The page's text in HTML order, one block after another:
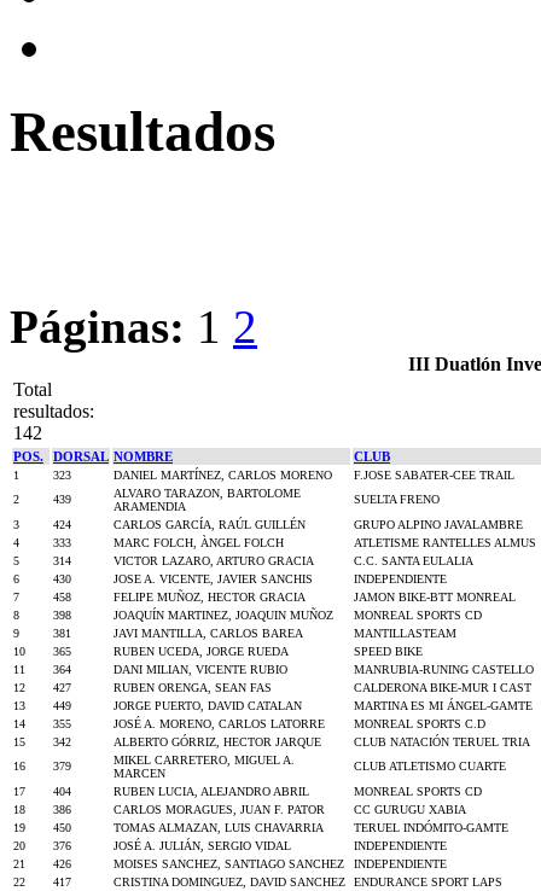
Resultados
Páginas: 1 2
III Duatlón
Total
resultados:
142
POS. DORSAL NOMBRE CLUB
1 323 DANIEL MARTÍNEZ, CARLOS MORENO
F.JOSE SABATER-CEE TRAIL
2
439
ALVARO TARAZON, BARTOLOME
ARAMENDIA
SUELTA FRENO
3
424 CARLOS GARCÍA, RAÚL GUILLÉN
GRUPO ALPINO JAVALAMBRE
4
333 MARC FOLCH, ÀNGEL FOLCH
ATLETISME RANTELLES ALMUS
5
314 VICTOR LAZARO, ARTURO GRACIA
C.C. SANTA EULALIA
6
430 JOSE A. VICENTE, JAVIER SANCHIS
INDEPENDIENTE
7
458 FELIPE MUÑOZ, HECTOR GRACIA
JAMON BIKE-BTT MONREAL
8
398 JOAQUÍN MARTINEZ, JOAQUIN MUÑOZ
MONREAL SPORTS CD
9
381 JAVI MANTILLA, CARLOS BAREA
MANTILLASTEAM
10
365 RUBEN UCEDA, JORGE RUEDA
SPEED BIKE
11
364 DANI MILIAN, VICENTE RUBIO
MANRUBIA-RUNING CASTELLO
12
427 RUBEN ORENGA, SEAN FAS
CALDERONA BIKE-MUR I CAST
13
449 JORGE PUERTO, DAVID CATALAN
MARTINA ES MI ÁNGEL-GAMTE
14
355 JOSÉ A. MORENO, CARLOS LATORRE
MONREAL SPORTS C.D
15
342 ALBERTO GÓRRIZ, HECTOR JARQUE
CLUB NATACIÓN TERUEL TRIA
16
379
MIKEL CARRETERO, MIGUEL A.
MARCEN
CLUB ATLETISMO CUARTE
17
404 RUBEN LUCIA, ALEJANDRO ABRIL
MONREAL SPORTS CD
18
386 CARLOS MORAGUES, JUAN F. PATOR
CC GURUGU XABIA
19
450 TOMAS ALMAZAN, LUIS CHAVARRIA
TERUEL INDÓMITO-GAMTE
20
376 JOSÉ A. JULIÁN, SERGIO VIDAL
INDEPENDIENTE
21
426 MOISES SANCHEZ, SANTIAGO SANCHEZ
INDEPENDIENTE
22
417 CRISTINA DOMINGUEZ, DAVID SANCHEZ
ENDURANCE SPORT LAPS